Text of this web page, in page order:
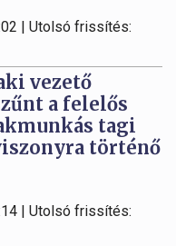
| Utolsó frissítés:
vezető
a felelős
tagi
történő
| Utolsó frissítés: